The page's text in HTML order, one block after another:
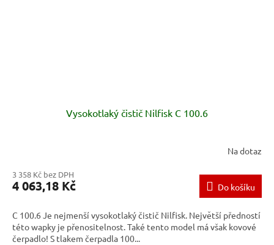
Vysokotlaký čistič Nilfisk C 100.6
Na dotaz
3 358 Kč bez DPH
4 063,18 Kč Do košíku
C 100.6 Je nejmenší vysokotlaký čistič Nilfisk. Největší předností
této wapky je přenositelnost. Také tento model má však kovové
čerpadlo! S tlakem čerpadla 100...